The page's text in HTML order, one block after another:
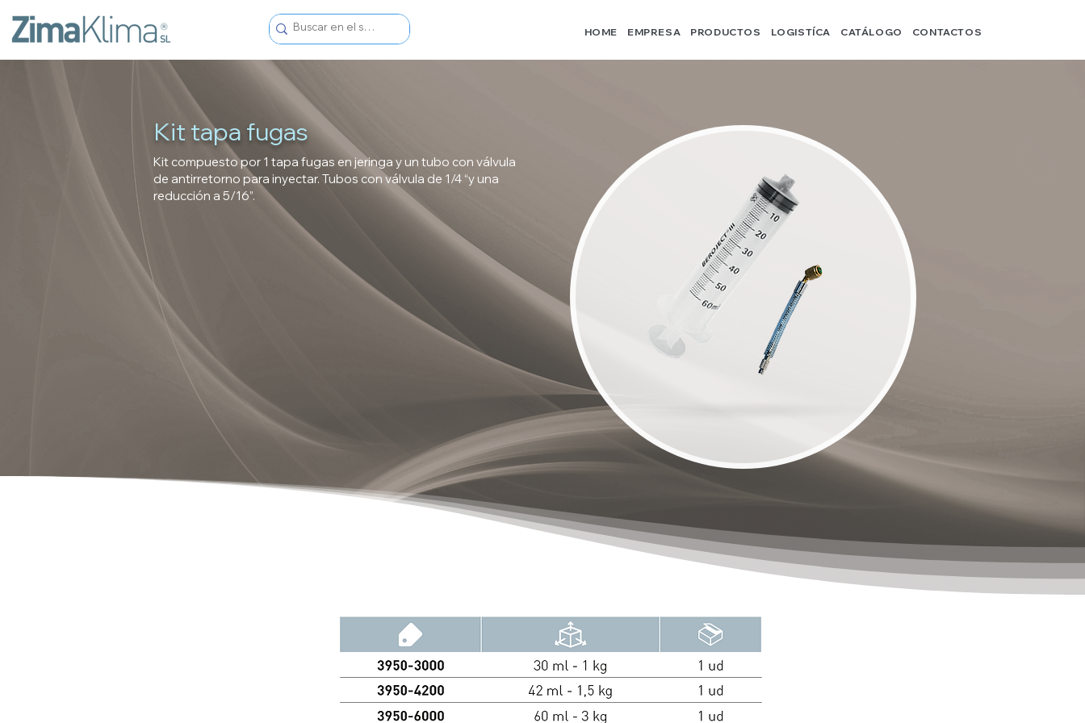
HOME EMPRESA PRODUCTOS LOGISTÍCA CATÁLOGO CONTACTOS
Kit tapa fugas
Kit compuesto por 1 tapa fugas en jeringa y un tubo con válvula
de antirretorno para inyectar. Tubos con válvula de 1/4 “y una
reducción a 5/16”.